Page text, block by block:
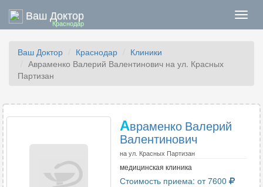
Ваш Доктор
Краснодар
Ваш Доктор Краснодар
Клиники
Авраменко Валерий Валентинович на ул. Красных
Партизан
Авраменко Валерий
Валентинович
на ул. Красных Партизан
медицинская клиника
Стоимость приема: от 7600